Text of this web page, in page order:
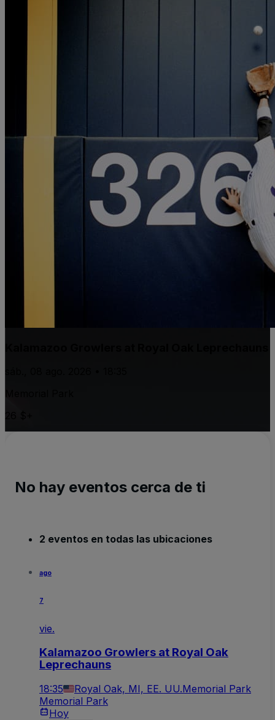
No hay eventos cerca de ti
2 eventos en todas las ubicaciones
ago
7
vie.
Kalamazoo Growlers at Royal Oak
Leprechauns
18:35 Royal Oak, MI, EE. UU.Memorial Park
Memorial Park
Hoy